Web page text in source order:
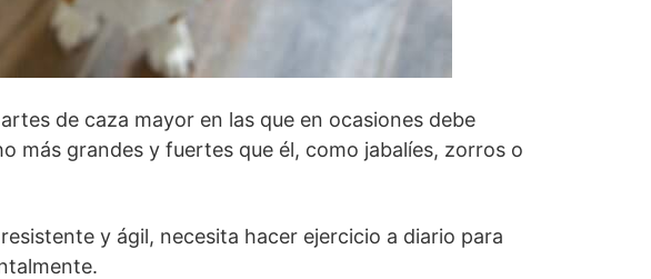
de caza mayor en las que en ocasiones debe
más grandes y fuertes que él, como jabalíes, zorros o
y ágil, necesita hacer ejercicio a diario para